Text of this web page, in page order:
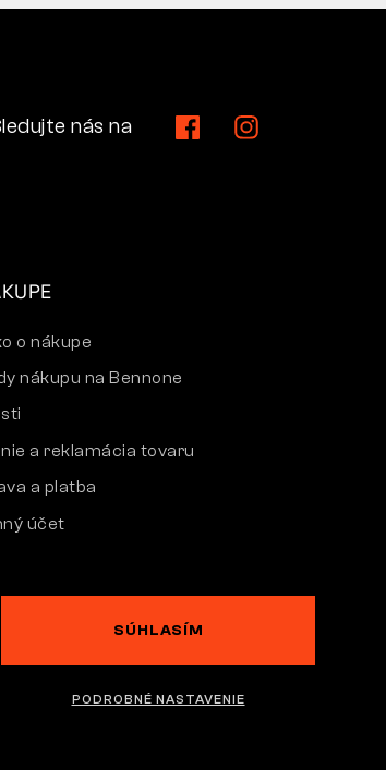
nás na
o nákupe
nákupu na Bennone
a reklamácia tovaru
a platba
účet
SÚHLASÍM
PODROBNÉ NASTAVENIE